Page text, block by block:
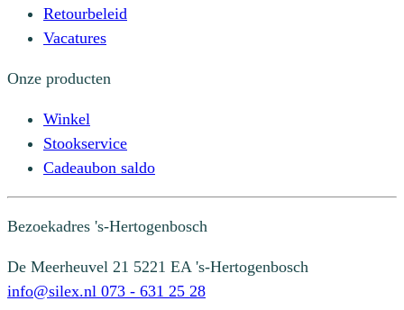
Retourbeleid
Vacatures
Onze producten
Winkel
Stookservice
Cadeaubon saldo
Bezoekadres 's-Hertogenbosch
De Meerheuvel 21 5221 EA 's-Hertogenbosch
info@silex.nl 073 - 631 25 28